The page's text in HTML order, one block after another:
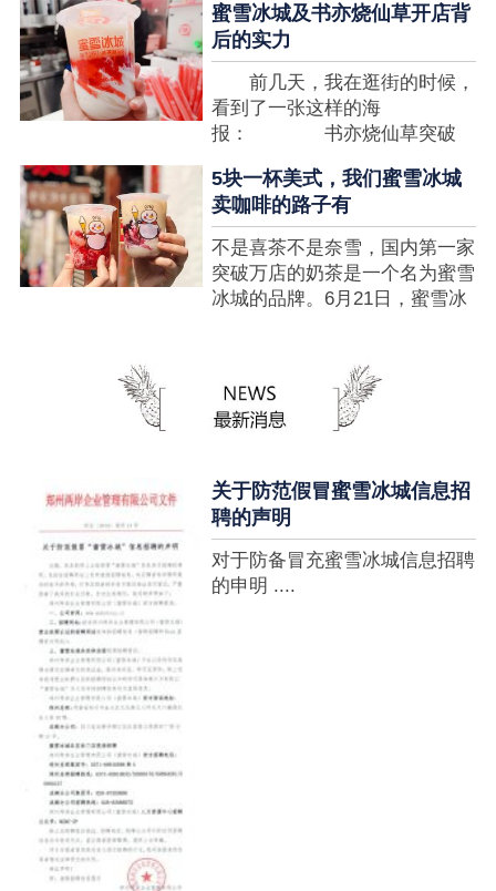
有运营不小心便会被取代，由于
受年青人的喜爱，再加全国人民
的经济发展水准提升，奶茶饮品
行业发展趋势快速，因此 这一
制造行业有着十分....
蜜雪冰城及书亦烧仙草开店背
后的实力
前几天，我在逛街的时候，
看到了一张这样的海
报： 书亦烧仙草突破
了，这个连名字都没怎么听过的
奶茶店，怎么就悄咪咪地开了这
么多家了？ 也许大家对
5000 家店是什么量级没什么概
念，我来给对....
5块一杯美式，我们蜜雪冰城
卖咖啡的路子有
不是喜茶不是奈雪，国内第一家
突破万店的奶茶是一个名为蜜雪
冰城的品牌。6月21日，蜜雪冰
家，买多少送多少”的横幅，这
个自1997年开始营业的街边奶
茶店正逐渐展露它的锋芒。不过
关于防范假冒蜜雪冰城信息招
聘的声明
对于防备冒充蜜雪冰城信息招聘
的申明 ....